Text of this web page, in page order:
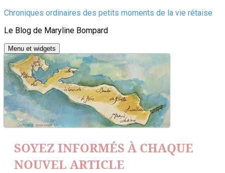
Aller
contenu
Chroniques ordinaires des petits moments de la vie rétaise
Le Blog de Maryline Bompard
Menu et widgets
SOYEZ INFORMÉS À CHAQUE
NOUVEL ARTICLE